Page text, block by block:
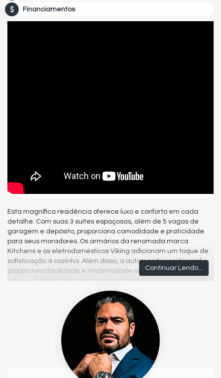
Financiamentos
Esta magnífica residência oferece luxo e conforto em cada
detalhe. Com suas 3 suítes espaçosas, além de 5 vagas de
garagem e depósito, proporciona comodidade e praticidade
para seus moradores. Os armários da renomada marca
Kitchens e os eletrodomésticos Viking adicionam um toque de
sofisticação à cozinha. Além disso, a automação residencial
proporciona facilidade e modernidade ao dia a dia. Por um
valor de R$ 4.600.000, esta é uma oportunidade imperdível de
viver em um ambiente de alto padrão e requinte.
Quadra Poliesportiva
Sala de Ginástica
Continuar Lendo...